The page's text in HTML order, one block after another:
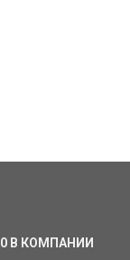
В КОМПАНИИ